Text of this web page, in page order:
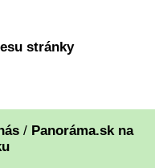
stránky
/ Panoráma.sk na